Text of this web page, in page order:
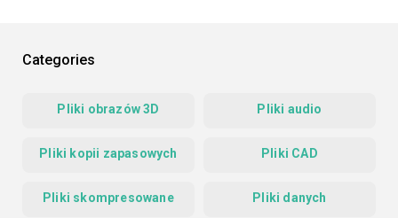
Categories
Pliki obrazów 3D Pliki audio
Pliki kopii zapasowych Pliki CAD
Pliki skompresowane Pliki danych